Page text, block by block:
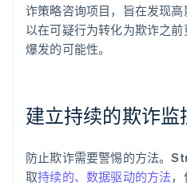
诈策略咨询项目，旨在发现高
以在可疑行为转化为欺诈之
爆发的可能性。
建立持续的欺诈监
防止欺诈需要警惕的方法。
取持续的、数据驱动的方法